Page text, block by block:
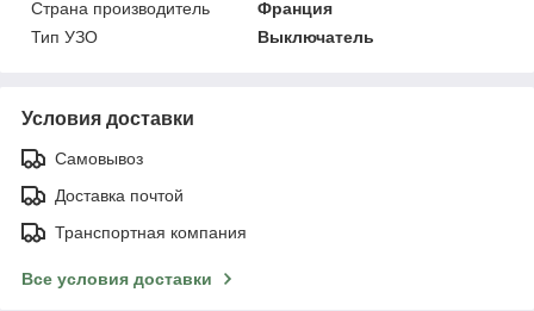
Страна производитель
Франция
Тип УЗО
Выключатель
Условия доставки
Самовывоз
Доставка почтой
Транспортная компания
Все условия доставки